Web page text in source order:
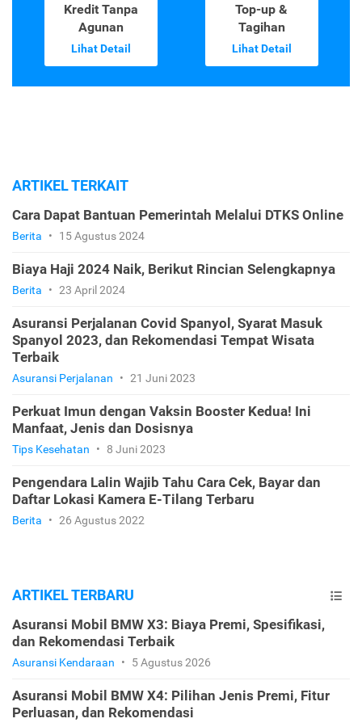
Kredit Tanpa
Agunan
Lihat Detail
Top-up &
Tagihan
Lihat Detail
ARTIKEL TERKAIT
Cara Dapat Bantuan Pemerintah Melalui DTKS Online
Berita • 15 Agustus 2024
Biaya Haji 2024 Naik, Berikut Rincian Selengkapnya
Berita • 23 April 2024
Asuransi Perjalanan Covid Spanyol, Syarat Masuk
Spanyol 2023, dan Rekomendasi Tempat Wisata
Terbaik
Asuransi Perjalanan • 21 Juni 2023
Perkuat Imun dengan Vaksin Booster Kedua! Ini
Manfaat, Jenis dan Dosisnya
Tips Kesehatan • 8 Juni 2023
Pengendara Lalin Wajib Tahu Cara Cek, Bayar dan
Daftar Lokasi Kamera E-Tilang Terbaru
Berita • 26 Agustus 2022
ARTIKEL TERBARU
Asuransi Mobil BMW X3: Biaya Premi, Spesifikasi,
dan Rekomendasi Terbaik
Asuransi Kendaraan • 5 Agustus 2026
Asuransi Mobil BMW X4: Pilihan Jenis Premi, Fitur
Perluasan, dan Rekomendasi